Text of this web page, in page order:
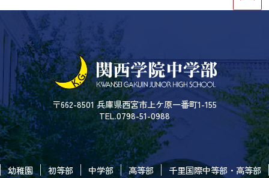
〒662-8501 兵庫県西宮市上ケ原一番町1-155
TEL.0798-51-0988
幼稚園 初等部 中学部 高等部 千里国際中等部・高等部